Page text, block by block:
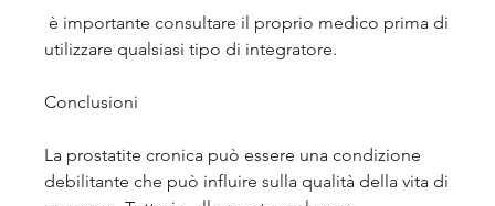
utilizzare qualsiasi tipo di integratore.
Conclusioni
La prostatite cronica può essere una condizione
debilitante che può influire sulla qualità della vita di